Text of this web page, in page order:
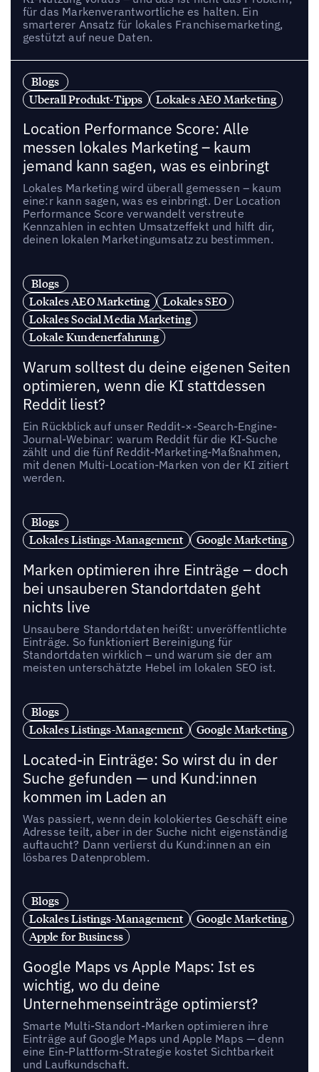
für das Markenverantwortliche es halten. Ein
smarterer Ansatz für lokales Franchisemarketing,
gestützt auf neue Daten.
Blogs
Uberall Produkt-Tipps
Lokales AEO Marketing
Location Performance Score: Alle
messen lokales Marketing – kaum
jemand kann sagen, was es einbringt
Lokales Marketing wird überall gemessen – kaum
eine:r kann sagen, was es einbringt. Der Location
Performance Score verwandelt verstreute
Kennzahlen in echten Umsatzeffekt und hilft dir,
deinen lokalen Marketingumsatz zu bestimmen.
Blogs
Lokales AEO Marketing
Lokales SEO
Lokales Social Media Marketing
Lokale Kundenerfahrung
Warum solltest du deine eigenen Seiten
optimieren, wenn die KI stattdessen
Reddit liest?
Ein Rückblick auf unser Reddit-×-Search-Engine-
Journal-Webinar: warum Reddit für die KI-Suche
zählt und die fünf Reddit-Marketing-Maßnahmen,
mit denen Multi-Location-Marken von der KI zitiert
werden.
Blogs
Lokales Listings-Management
Google Marketing
Marken optimieren ihre Einträge – doch
bei unsauberen Standortdaten geht
nichts live
Unsaubere Standortdaten heißt: unveröffentlichte
Einträge. So funktioniert Bereinigung für
Standortdaten wirklich – und warum sie der am
meisten unterschätzte Hebel im lokalen SEO ist.
Blogs
Lokales Listings-Management
Google Marketing
Located-in Einträge: So wirst du in der
Suche gefunden — und Kund:innen
kommen im Laden an
Was passiert, wenn dein kolokiertes Geschäft eine
Adresse teilt, aber in der Suche nicht eigenständig
auftaucht? Dann verlierst du Kund:innen an ein
lösbares Datenproblem.
Blogs
Lokales Listings-Management
Google Marketing
Apple for Business
Google Maps vs Apple Maps: Ist es
wichtig, wo du deine
Unternehmenseinträge optimierst?
Smarte Multi-Standort-Marken optimieren ihre
Einträge auf Google Maps und Apple Maps — denn
eine Ein-Plattform-Strategie kostet Sichtbarkeit
und Laufkundschaft.